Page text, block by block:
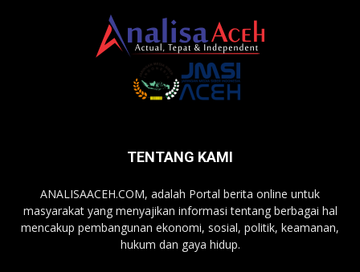
TENTANG KAMI
ANALISAACEH.COM, adalah Portal berita online untuk
masyarakat yang menyajikan informasi tentang berbagai hal
mencakup pembangunan ekonomi, sosial, politik, keamanan,
hukum dan gaya hidup.